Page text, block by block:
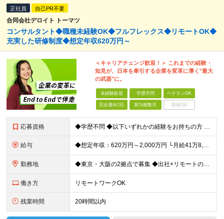
正社員 自己PR不要
合同会社デロイト トーマツ
コンサルタント◆職種未経験OK◆フルフレックス◆リモートOK◆
充実した研修制度◆想定年収620万円～
＜キャリアチェンジ歓迎！＞ これまでの経験・
知見が、日本を牽引する企業を変革に導く"最大
の武器"に。
未経験歓迎 学歴不問 ベテランOK
完全週休2日 賞与複数月 面接1回
応募資格 ◆学歴不問 ◆以下いずれかの経験をお持ちの方 ・コンサルティングファームでの実務経験 ・SEとしての実務経験（要件定義などの上流工程を想定） ・事業会社でのプロジェクトの推進経験 └経営企画、事業企画
給与 ◆想定年収：620万円～2,000万円 └月給41万8,000円〜160万8,400円＋賞与 ※月給には、固定残業代（12万1,700円〜24万2,700円／1ヶ月あたり50時間分）を含みます 固
勤務地 ◆東京・大阪の2拠点で募集 ◆出社×リモートのハイブリッドワークOK 【東京｜二重橋オフィス】 東京都千代田区丸の内3-2-3 丸の内二重橋ビルディング 【大阪オフィス】 大阪府大阪市中央区今橋4
働き方 リモートワークOK
残業時間 20時間以内